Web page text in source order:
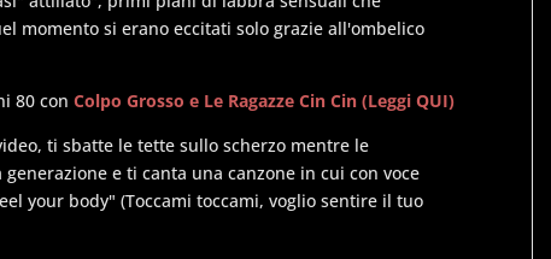
momento si erano eccitati solo grazie all'ombelico
80 conColpo Grosso e Le Ragazze Cin Cin (Leggi QUI)
ti sbatte le tette sullo scherzo mentre le
e ti canta una canzone in cui con voce
your body" (Toccami toccami, voglio sentire il tuo